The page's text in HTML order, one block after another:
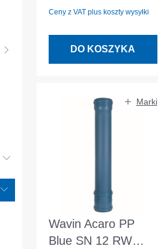
Ceny z VAT plus koszty wysyłki
DO KOSZYKA
Marki
Wavin Acaro PP
Blue SN 12 RW